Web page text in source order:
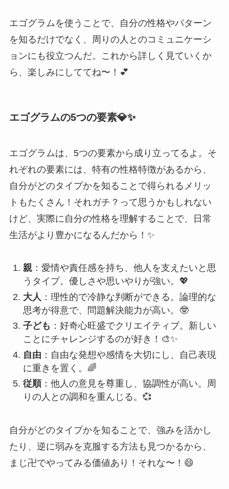
エゴグラムを使うことで、自分の性格やパターン
を知るだけでなく、周りの人とのコミュニケーシ
ョンにも役立つんだ。これから詳しく見ていくか
ら、楽しみにしててね〜！💕
エゴグラムの5つの要素💎✨
エゴグラムは、5つの要素から成り立ってるよ。そ
れぞれの要素には、特有の性格特徴があるから、
自分がどのタイプかを知ることで得られるメリッ
トもたくさん！それガチ？って思うかもしれない
けど、実際に自分の性格を理解することで、日常
生活がより豊かになるんだから！✨
親：愛情や責任感を持ち、他人を支えたいと思
うタイプ。優しさや思いやりが強い。💖
大人 ：理性的で冷静な判断ができる。論理的な
思考が得意で、問題解決能力が高い。🤓
子ども ：好奇心旺盛でクリエイティブ。新しい
ことにチャレンジするのが好き！🎨✨
自由 ：自由な発想や感情を大切にし、自己表現
に重きを置く。🌈
従順：他人の意見を尊重し、協調性が高い。周
りの人との調和を重んじる。💞
自分がどのタイプかを知ることで、強みを活かし
たり、逆に弱みを克服する方法も見つかるから、
まじ卍でやってみる価値あり！それな〜！😄